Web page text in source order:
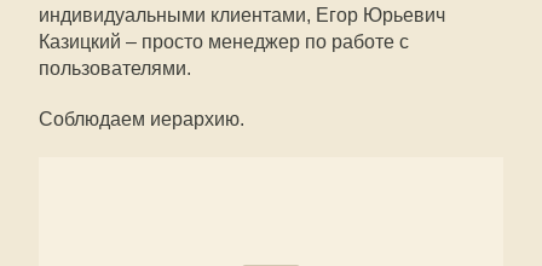
индивидуальными клиентами, Егор Юрьевич
Казицкий – просто менеджер по работе с
пользователями.
Соблюдаем иерархию.